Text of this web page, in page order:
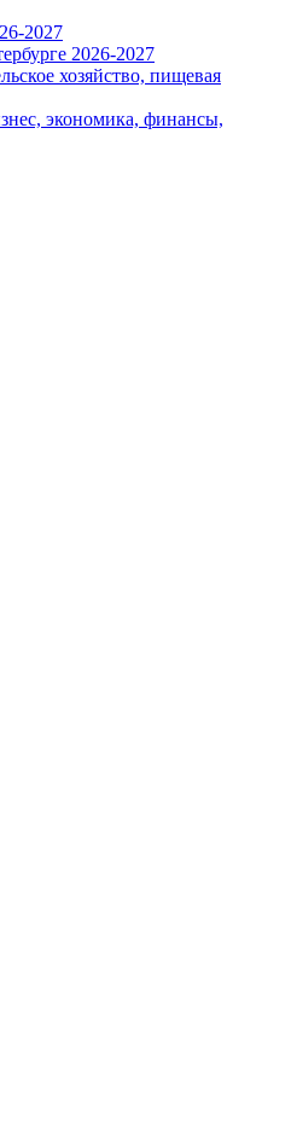
2027
2026-2027
хозяйство, пищевая
экономика, финансы,